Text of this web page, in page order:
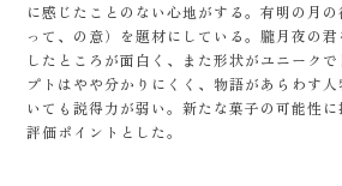
に感じたことのない心地がする。有明の月
って、の意）を題材にしている。朧月夜の
したところが面白く、また形状がユニーク
プトはやや分かりにくく、物語があらわす
いても説得力が弱い。新たな菓子の可能性
評価ポイントとした。